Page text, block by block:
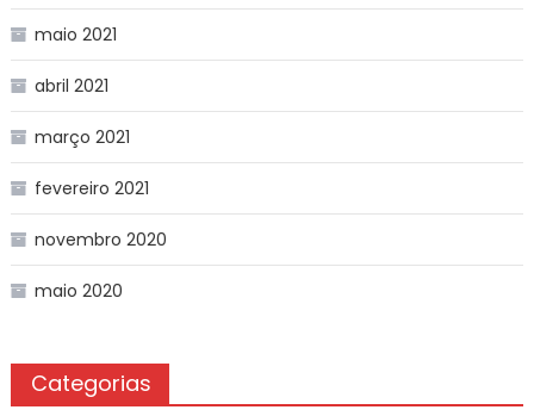
maio 2021
abril 2021
março 2021
fevereiro 2021
novembro 2020
maio 2020
Categorias